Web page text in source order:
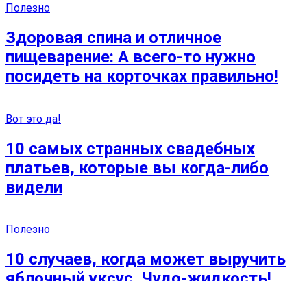
Полезно
Здоровая спина и отличное
пищеварение: А всего-то нужно
посидеть на корточках правильно!
Вот это да!
10 самых странных свадебных
платьев, которые вы когда-либо
видели
Полезно
10 случаев, когда может выручить